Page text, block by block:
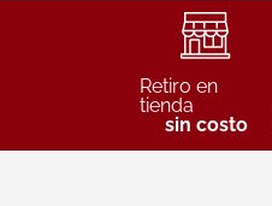
Retiro en
tienda
sin costo